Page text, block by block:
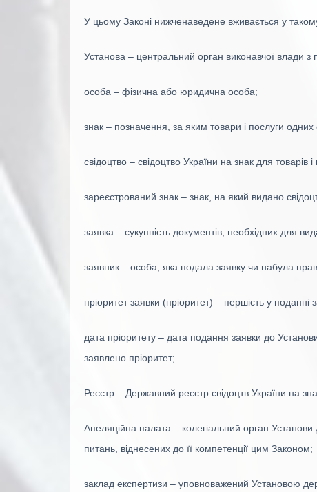
У цьому Законі нижченаведене вживається у
Установа – центральний орган виконавчої влади з
особа – фізична або юридична особа;
знак – позначення, за яким товари і послуги одних
свідоцтво – свідоцтво України на знак для товарів і
зареєстрований знак – знак, на який видано
заявка – сукупність документів, необхідних для
заявник – особа, яка подала заявку чи набула
пріоритет заявки (пріоритет) – першість у поданні
дата пріоритету – дата подання заявки до
заявлено пріоритет;
Реєстр – Державний реєстр свідоцтв України на
Апеляційна палата – колегіальний орган
питань, віднесених до її компетенції цим Законом;
заклад експертизи – уповноважений Установою